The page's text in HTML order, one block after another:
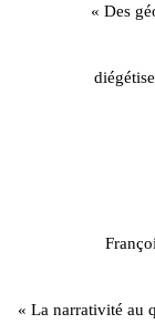
« Des
« La narrativité au